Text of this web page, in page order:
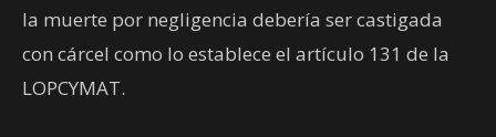
la muerte por negligencia debería ser castigada
con cárcel como lo establece el artículo 131 de la
LOPCYMAT.